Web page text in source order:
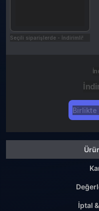
Seçili siparişlerde - İndirimli!
Birlikte
İptal